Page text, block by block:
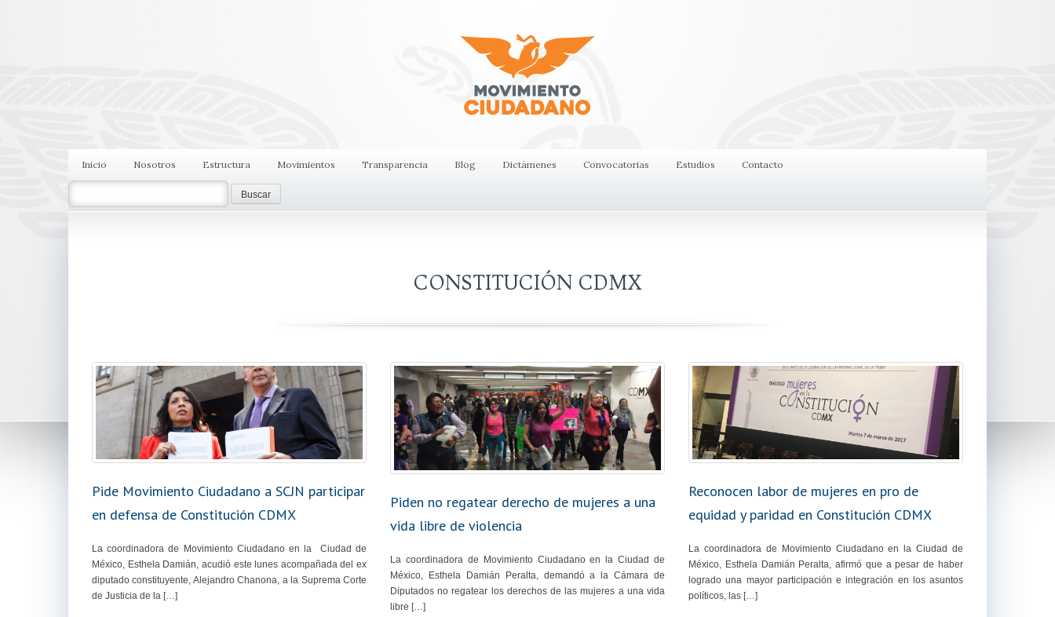
Inicio Nosotros Estructura Movimientos Transparencia Blog Dictámenes Convocatorias Estudios Contacto
CONSTITUCIÓN CDMX
Pide Movimiento Ciudadano a SCJN participar
en defensa de Constitución CDMX
La coordinadora de Movimiento Ciudadano en la Ciudad de
México, Esthela Damián, acudió este lunes acompañada del ex
diputado constituyente, Alejandro Chanona, a la Suprema Corte
de Justicia de la […]
Piden no regatear derecho de mujeres a una
vida libre de violencia
La coordinadora de Movimiento Ciudadano en la Ciudad de
México, Esthela Damián Peralta, demandó a la Cámara de
Diputados no regatear los derechos de las mujeres a una vida
libre […]
Reconocen labor de mujeres en pro de
equidad y paridad en Constitución CDMX
La coordinadora de Movimiento Ciudadano en la Ciudad de
México, Esthela Damián Peralta, afirmó que a pesar de haber
logrado una mayor participación e integración en los asuntos
políticos, las […]